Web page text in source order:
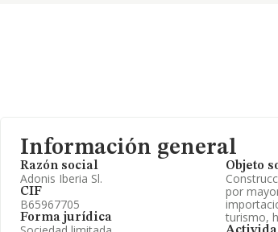
Información general
Razón social
Adonis Iberia Sl.
CIF
B65967705
Forma jurídica
Objeto
por
turismo,